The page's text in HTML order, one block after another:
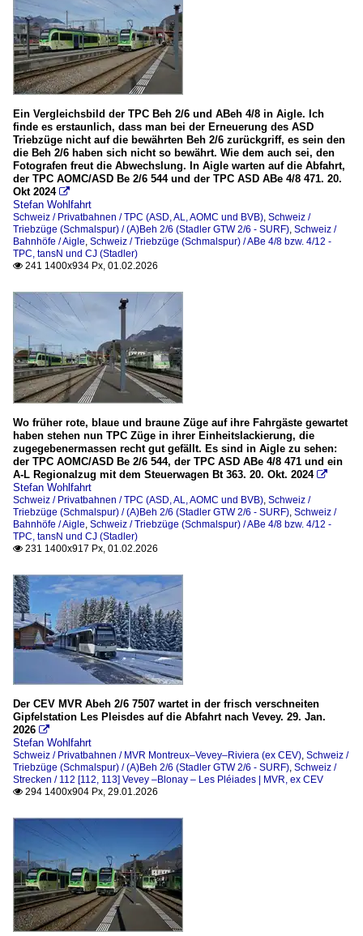
Ein Vergleichsbild der TPC Beh 2/6 und ABeh 4/8 in Aigle. Ich
finde es erstaunlich, dass man bei der Erneuerung des ASD
Triebzüge nicht auf die bewährten Beh 2/6 zurückgriff, es sein den
die Beh 2/6 haben sich nicht so bewährt. Wie dem auch sei, den
Fotografen freut die Abwechslung. In Aigle warten auf die Abfahrt,
der TPC AOMC/ASD Be 2/6 544 und der TPC ASD ABe 4/8 471. 20.
Okt 2024 
Stefan Wohlfahrt
Schweiz / Privatbahnen / TPC (ASD, AL, AOMC und BVB), Schweiz /
Triebzüge (Schmalspur) / (A)Beh 2/6 (Stadler GTW 2/6 - SURF), Schweiz /
Bahnhöfe / Aigle, Schweiz / Triebzüge (Schmalspur) / ABe 4/8 bzw. 4/12 -
TPC, tansN und CJ (Stadler)
 241 1400x934 Px, 01.02.2026
Wo früher rote, blaue und braune Züge auf ihre Fahrgäste gewartet
haben stehen nun TPC Züge in ihrer Einheitslackierung, die
zugegebenermassen recht gut gefällt. Es sind in Aigle zu sehen:
der TPC AOMC/ASD Be 2/6 544, der TPC ASD ABe 4/8 471 und ein
A-L Regionalzug mit dem Steuerwagen Bt 363. 20. Okt. 2024 
Stefan Wohlfahrt
Schweiz / Privatbahnen / TPC (ASD, AL, AOMC und BVB), Schweiz /
Triebzüge (Schmalspur) / (A)Beh 2/6 (Stadler GTW 2/6 - SURF), Schweiz /
Bahnhöfe / Aigle, Schweiz / Triebzüge (Schmalspur) / ABe 4/8 bzw. 4/12 -
TPC, tansN und CJ (Stadler)
 231 1400x917 Px, 01.02.2026
Der CEV MVR Abeh 2/6 7507 wartet in der frisch verschneiten
Gipfelstation Les Pleisdes auf die Abfahrt nach Vevey. 29. Jan.
2026 
Stefan Wohlfahrt
Schweiz / Privatbahnen / MVR Montreux–Vevey–Riviera (ex CEV), Schweiz /
Triebzüge (Schmalspur) / (A)Beh 2/6 (Stadler GTW 2/6 - SURF), Schweiz /
Strecken / 112 [112, 113] Vevey –Blonay – Les Pléiades | MVR, ex CEV
 294 1400x904 Px, 29.01.2026